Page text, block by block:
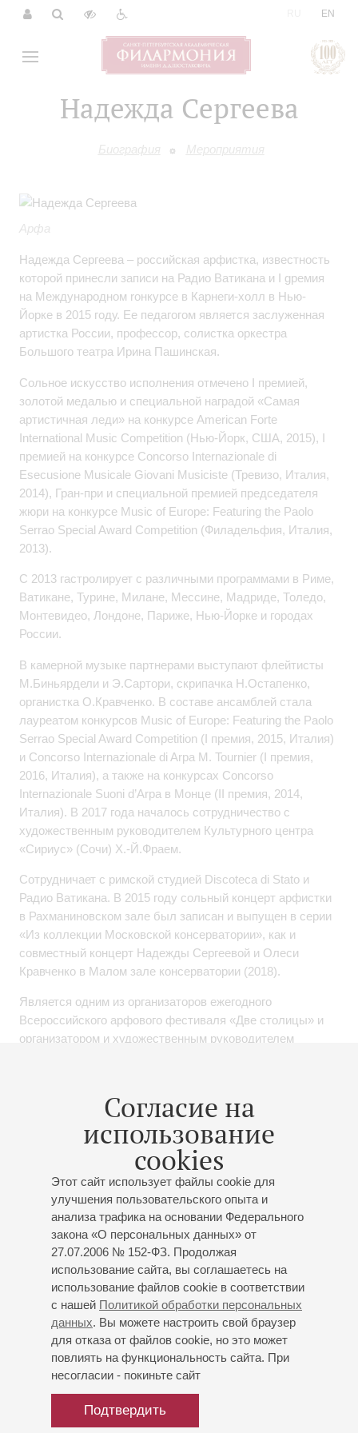
EN
Надежда Сергеева
Биография Мероприятия
Согласие на
использование
cookies
Этот сайт использует файлы cookie для
улучшения пользовательского опыта и
анализа трафика на основании Федерального
закона «О персональных данных» от
27.07.2006 № 152-ФЗ. Продолжая
использование сайта, вы соглашаетесь на
использование файлов cookie в соответствии
с нашей Политикой обработки персональных
данных. Вы можете настроить свой браузер
для отказа от файлов cookie, но это может
повлиять на функциональность сайта. При
несогласии - покиньте сайт
Подтвердить
Арфа
Надежда Сергеева – российская арфистка, известность
которой принесли записи на Радио Ватикана и I gремия
на Международном rонкурсе в Карнеги-холл в Нью-
Йорке в 2015 году. Ее педагогом является заслуженная
артистка России, профессор, солистка оркестра
Большого театра Ирина Пашинская.
Сольное искусство исполнения отмечено I премией,
золотой медалью и специальной наградой «Самая
артистичная леди» на конкурсе American Forte
International Music Competition (Нью-Йорк, США, 2015), I
премией на конкурсе Concorso Internazionale di
Esecusione Musicale Giovani Musiciste (Тревизо, Италия,
2014), Гран-при и специальной премией председателя
жюри на конкурсе Мusic of Europe: Featuring the Paolo
Serrao Speсial Award Competition (Филадельфия, Италия,
2013).
С 2013 гастролирует с различными программами в Риме,
Ватикане, Турине, Милане, Мессине, Мадриде, Толедо,
Монтевидео, Лондоне, Париже, Нью-Йорке и городах
России.
В камерной музыке партнерами выступают флейтисты
М.Биньярдели и Э.Сартори, скрипачка Н.Остапенко,
органистка О.Кравченко. В составе ансамблей стала
лауреатом конкурсов Мusic of Europe: Featuring the Paolo
Serrao Speсial Award Competition (I премия, 2015, Италия)
и Concorso Internazionale di Arpa M. Tournier (I премия,
2016, Италия), а также на конкурсах Concorso
Internazionale Suoni d’Arpa в Монце (II премия, 2014,
Италия). В 2017 года началось сотрудничество с
художественным руководителем Культурного центра
«Сириус» (Сочи) Х.-Й.Фраем.
Сотрудничает с римской студией Discoteca di Stato и
Радио Ватикана. В 2015 году сольный концерт арфистки
в Рахманиновском зале был записан и выпущен в серии
«Из коллекции Московской консерватории», как и
совместный концерт Надежды Сергеевой и Олеси
Кравченко в Малом зале консерватории (2018).
Является одним из организаторов ежегодного
Всероссийского арфового фестиваля «Две столицы» и
организатором и художественным руководителем
сказки «Маленький принц» Антуана де Экзюпери с
с Ч.Хаматовой в Малом зале Московской консерватории.
В этом же году «Маленький принц» был представлен в
Лондоне на благотворительном концерте в помощь
фонду «Подари жизнь».
С 2016 года преподает в ДМШ им.С.И.Танеева в Москве.
Одновременно является тематическим партнером
Международного детского центра «Артек».
В 2014 году удостоена Премии правительства Москвы и
звания «Лучший молодой специалист в сфере культуры»
за преподавательскую деятельность и продвижение
юных музыкальных талантов столицы за рубежом.
Финалистка конкурса «профессионального мастерства»
искусств 2015 года». Автор статей по педагогике и
сборника «Двойные ноты для арфы», изданном